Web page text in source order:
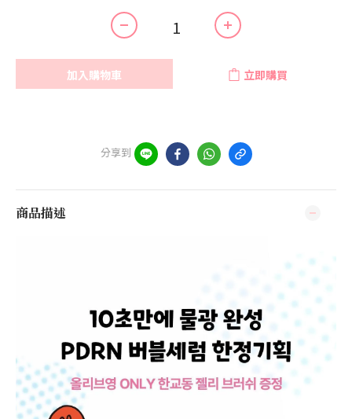
加入購物車 立即購買
分享到
商品描述